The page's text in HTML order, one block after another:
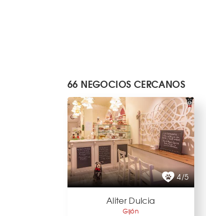
66 NEGOCIOS CERCANOS
4/5
Aliter Dulcia
Gijón